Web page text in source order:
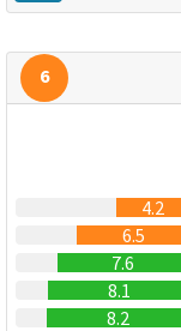
6
4.2
6.5
7.6
8.1
8.2